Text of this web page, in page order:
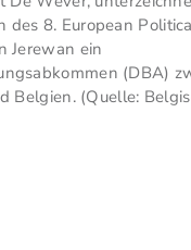
des 8. European
Jerewan ein
(DBA)
Belgien. (Quelle: